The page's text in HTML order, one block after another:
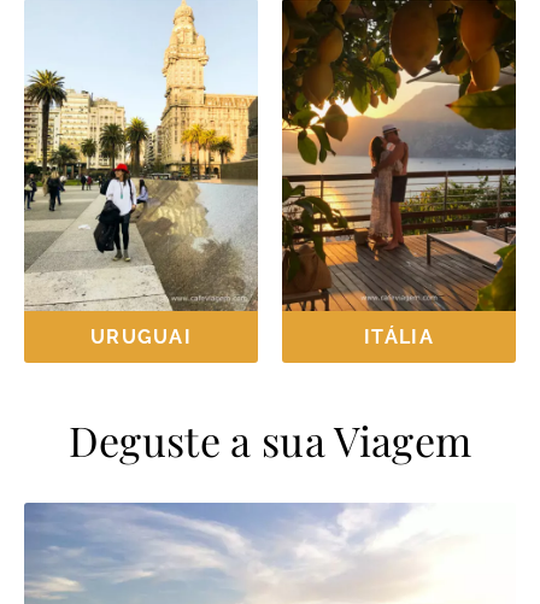
URUGUAI ITÁLIA
Deguste a sua Viagem